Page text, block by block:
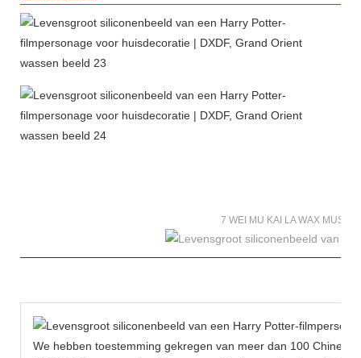
7 WEI MU KAI LA WAX
We hebben toestemming gekregen van meer dan 100